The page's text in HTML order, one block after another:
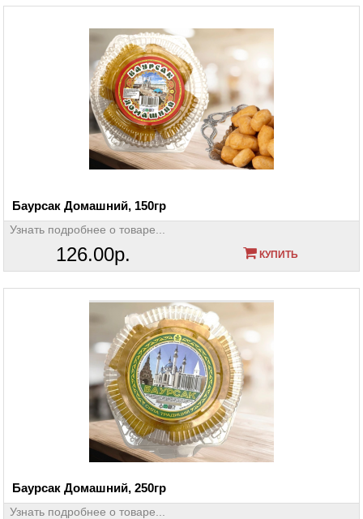
Баурсак Домашний, 150гр
Узнать подробнее о товаре...
126.00р. КУПИТЬ
Баурсак Домашний, 250гр
Узнать подробнее о товаре...